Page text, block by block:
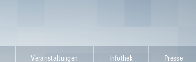
Veranstaltungen Infothek Presse